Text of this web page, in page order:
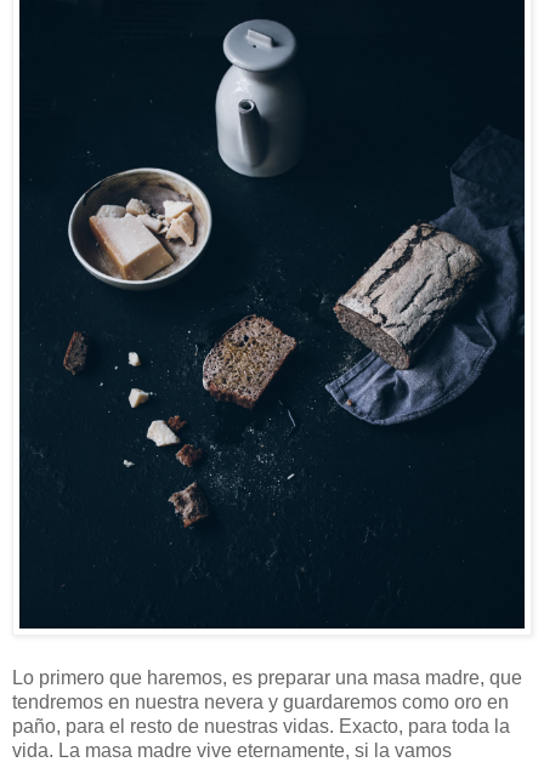
Lo primero que haremos, es preparar una masa madre, que
tendremos en nuestra nevera y guardaremos como oro en
paño, para el resto de nuestras vidas. Exacto, para toda la
vida. La masa madre vive eternamente, si la vamos